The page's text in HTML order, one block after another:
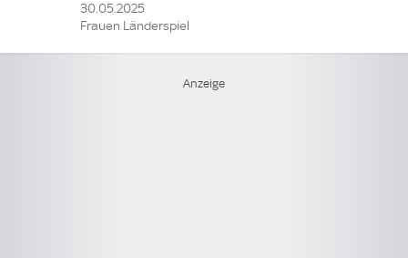
30.05.2025
Frauen Länderspiel